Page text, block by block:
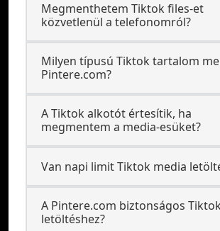
Megmenthetem Tiktok files-et
közvetlenül a telefonomról?
Milyen típusú Tiktok tartalom
Pintere.com?
A Tiktok alkotót értesítik, ha
megmentem a media-esüket?
Van napi limit Tiktok media
A Pintere.com biztonságos
letöltéshez?